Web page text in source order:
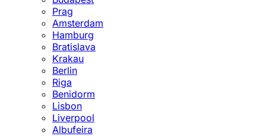
Prag
Amsterdam
Hamburg
Bratislava
Krakau
Berlin
Riga
Benidorm
Lisbon
Liverpool
Albufeira